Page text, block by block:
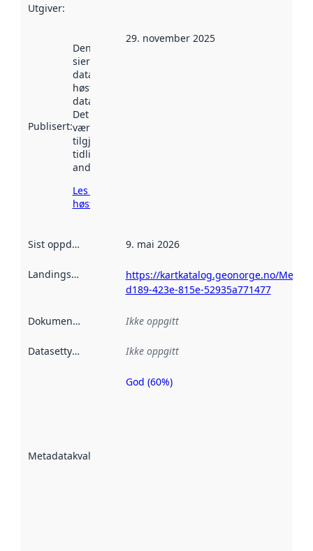
Utgiver:
Publisert:
Denne datoen
sier når
datasettet ble
høstet av
data.norge.no.
Det kan ha
vært
tilgjengelig
tidligere
andre steder.
Les mer om
høsting her
29. november 2025
Sist oppdatert 9. mai 2026
Landingsside
https://kartkatalog.geonorge.no/
d189-423e-815e-52935a771477
Dokumentasjon Ikke oppgitt
Datasettype Ikke oppgitt
Metadatakvalitet
Metadatakvalitet
God (60%)